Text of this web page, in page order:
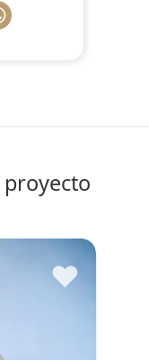
proyecto
♥